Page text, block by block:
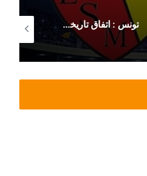
تونس : اتفاق تاريخي لزيادة أجور وتحسين منح هؤلاء